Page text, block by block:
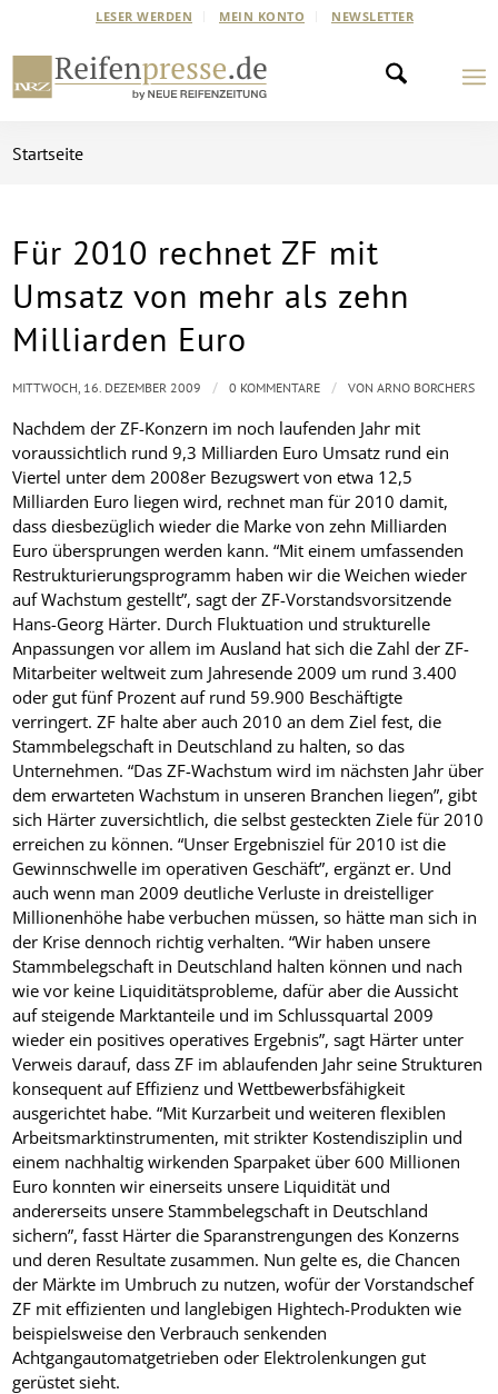
LESER WERDEN MEIN KONTO NEWSLETTER
Startseite
Für 2010 rechnet ZF mit
Umsatz von mehr als zehn
Milliarden Euro
Nachdem der ZF-Konzern im noch laufenden Jahr mit
voraussichtlich rund 9,3 Milliarden Euro Umsatz rund ein
Viertel unter dem 2008er Bezugswert von etwa 12,5
Milliarden Euro liegen wird, rechnet man für 2010 damit,
dass diesbezüglich wieder die Marke von zehn Milliarden
Euro übersprungen werden kann. “Mit einem umfassenden
Restrukturierungsprogramm haben wir die Weichen wieder
auf Wachstum gestellt”, sagt der ZF-Vorstandsvorsitzende
Hans-Georg Härter. Durch Fluktuation und strukturelle
Anpassungen vor allem im Ausland hat sich die Zahl der ZF-
Mitarbeiter weltweit zum Jahresende 2009 um rund 3.400
oder gut fünf Prozent auf rund 59.900 Beschäftigte
verringert. ZF halte aber auch 2010 an dem Ziel fest, die
Stammbelegschaft in Deutschland zu halten, so das
Unternehmen. “Das ZF-Wachstum wird im nächsten Jahr über
dem erwarteten Wachstum in unseren Branchen liegen”, gibt
sich Härter zuversichtlich, die selbst gesteckten Ziele für 2010
erreichen zu können. “Unser Ergebnisziel für 2010 ist die
Gewinnschwelle im operativen Geschäft”, ergänzt er. Und
auch wenn man 2009 deutliche Verluste in dreistelliger
Millionenhöhe habe verbuchen müssen, so hätte man sich in
der Krise dennoch richtig verhalten. “Wir haben unsere
Stammbelegschaft in Deutschland halten können und nach
wie vor keine Liquiditätsprobleme, dafür aber die Aussicht
auf steigende Marktanteile und im Schlussquartal 2009
wieder ein positives operatives Ergebnis”, sagt Härter unter
Verweis darauf, dass ZF im ablaufenden Jahr seine Strukturen
konsequent auf Effizienz und Wettbewerbsfähigkeit
ausgerichtet habe. “Mit Kurzarbeit und weiteren flexiblen
Arbeitsmarktinstrumenten, mit strikter Kostendisziplin und
einem nachhaltig wirkendenSparpaket über 600 Millionen
Euro konnten wir einerseits unsere Liquidität und
andererseits unsere Stammbelegschaft in Deutschland
sichern”, fasst Härter die Sparanstrengungen des Konzerns
und deren Resultate zusammen. Nun gelte es, die Chancen
der Märkte im Umbruch zu nutzen, wofür der Vorstandschef
ZF mit effizienten und langlebigen Hightech-Produkten wie
beispielsweise den Verbrauch senkenden
Achtgangautomatgetrieben oder Elektrolenkungen gut
gerüstet sieht.
MITTWOCH, 16. DEZEMBER 2009 / 0 KOMMENTARE / VONARNO BORCHERS